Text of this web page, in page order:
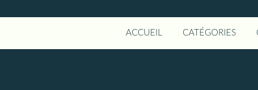
ACCUEIL CATÉGORIES